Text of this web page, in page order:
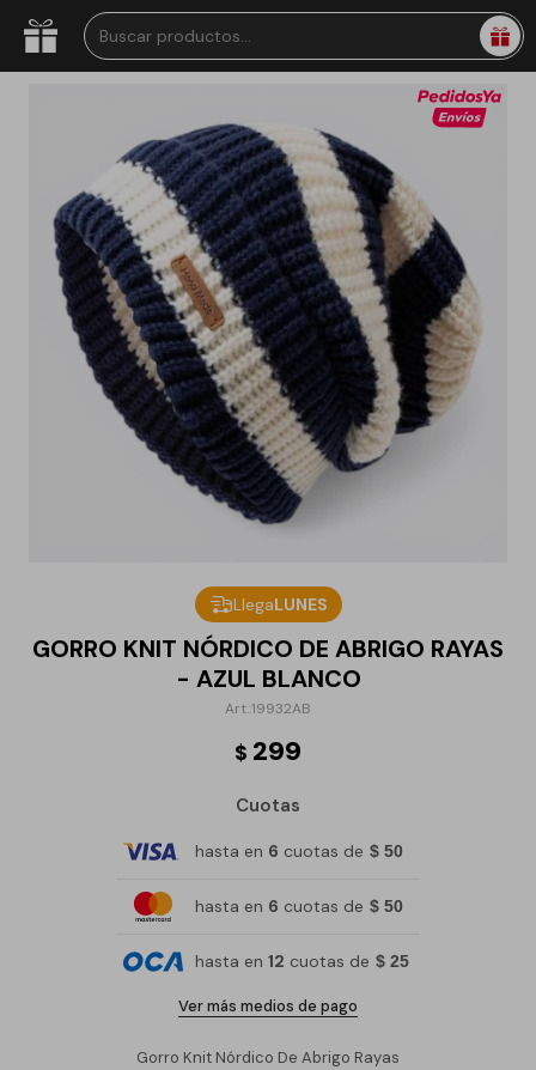
LlegaLUNES
GORRO KNIT NÓRDICO DE ABRIGO RAYAS
- AZUL BLANCO
19932AB
$ 299
Cuotas
hasta en 6 cuotas de $ 50
hasta en 6 cuotas de $ 50
hasta en 12 cuotas de $ 25
Ver más medios de pago
Gorro Knit Nórdico De Abrigo Rayas